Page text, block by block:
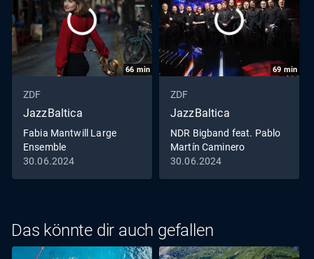
66 min
ZDF
JazzBaltica
Fabia Mantwill Large
Ensemble
30.06.2024
69 min
ZDF
JazzBaltica
NDR Bigband feat. Pablo
Martín Caminero
30.06.2024
Das könnte dir auch gefallen